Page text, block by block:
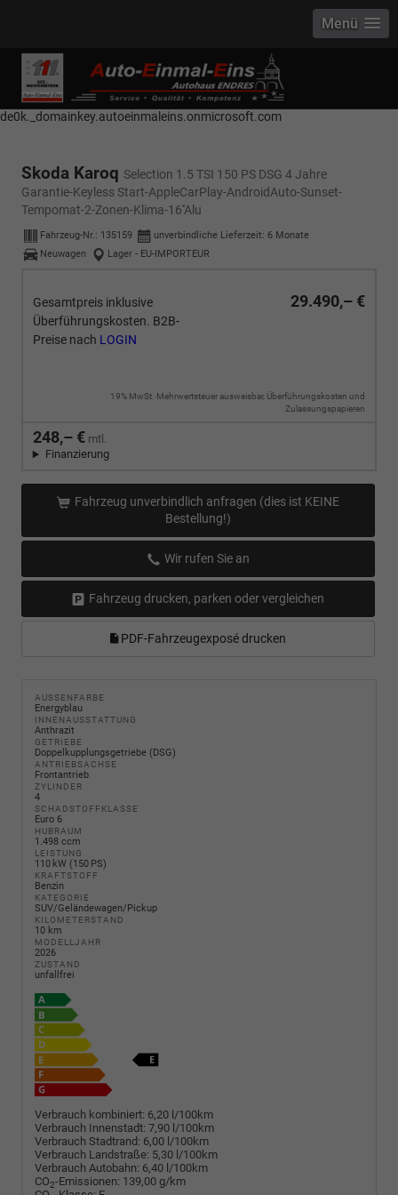
------------ Host Name : selector1._domainkey Points to address or value:
selector1-aee-de0k._domainkey.autoeinmaleins.onmicrosoft.com Host
Name : selector2._domainkey Points to address or value: selector2-aee-
de0k._domainkey.autoeinmaleins.onmicrosoft.com
Menü
Skoda Karoq Selection 1.5 TSI 150 PS DSG 4 Jahre
Garantie-Keyless Start-AppleCarPlay-AndroidAuto-Sunset-
Tempomat-2-Zonen-Klima-16''Alu
Fahrzeug-Nr.: 135159 unverbindliche Lieferzeit: 6 Monate
Neuwagen
Lager - EU-IMPORTEUR
Gesamtpreis inklusive
Überführungskosten. B2B-
Preise nach LOGIN
29.490,– €
19% MwSt. Mehrwertsteuer ausweisbar, Überführungskosten und
Zulassungspapieren
248,– € mtl.
Finanzierung
Fahrzeug unverbindlich anfragen (dies ist KEINE
Bestellung!)
Wir rufen Sie an
Fahrzeug drucken, parken oder vergleichen
PDF-Fahrzeugexposé drucken
AUSSENFARBE
Energyblau
INNENAUSSTATTUNG
Anthrazit
GETRIEBE
Doppelkupplungsgetriebe (DSG)
ANTRIEBSACHSE
Frontantrieb
ZYLINDER
4
SCHADSTOFFKLASSE
Euro 6
HUBRAUM
1.498 ccm
LEISTUNG
110 kW (150 PS)
KRAFTSTOFF
Benzin
KATEGORIE
SUV/Geländewagen/Pickup
KILOMETERSTAND
10 km
MODELLJAHR
2026
ZUSTAND
unfallfrei
Verbrauch kombiniert: 6,20 l/100km
Verbrauch Innenstadt: 7,90 l/100km
Verbrauch Stadtrand: 6,00 l/100km
Verbrauch Landstraße: 5,30 l/100km
Verbrauch Autobahn: 6,40 l/100km
CO2-Emissionen: 139,00 g/km